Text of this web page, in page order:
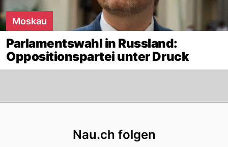
Moskau
Parlamentswahl in Russland:
Oppositionspartei unter Druck
Nau.ch folgen